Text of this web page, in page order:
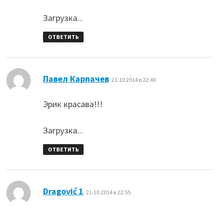
Загрузка...
ОТВЕТИТЬ
Павел Карпачев: 21.10.2014 в 22:40
Эрик красава!!!
Загрузка...
ОТВЕТИТЬ
Dragović 1 21.10.2014 в 22:55